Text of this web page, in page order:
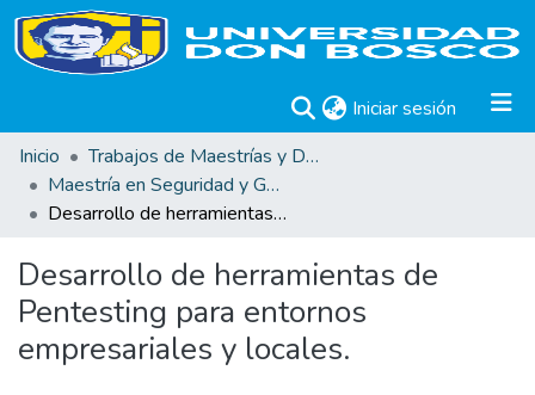
Iniciar sesión (current)
Inicio
Trabajos de Maestrías y Doctorados
Maestría en Seguridad y Gestión de Riesgos Informáticos
Desarrollo de herramientas de Pentesting para entornos empresariales y locales.
Desarrollo de herramientas de
Pentesting para entornos
empresariales y locales.